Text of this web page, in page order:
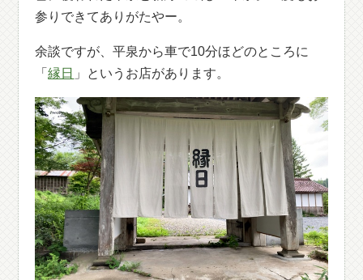
参りできてありがたやー。
余談ですが、平泉から車で10分ほどのところに
「縁日 」というお店があります。